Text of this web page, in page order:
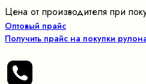
Цена от производителя при
Оптовый прайс
Получить прайс на покупки